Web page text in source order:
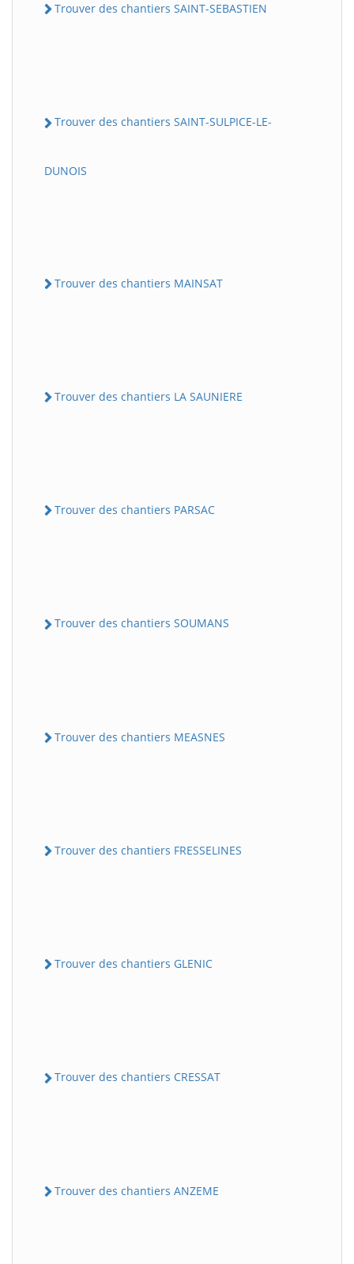
Trouver des chantiers SAINT-SEBASTIEN
Trouver des chantiers SAINT-SULPICE-LE-
DUNOIS
Trouver des chantiers MAINSAT
Trouver des chantiers LA SAUNIERE
Trouver des chantiers PARSAC
Trouver des chantiers SOUMANS
Trouver des chantiers MEASNES
Trouver des chantiers FRESSELINES
Trouver des chantiers GLENIC
Trouver des chantiers CRESSAT
Trouver des chantiers ANZEME